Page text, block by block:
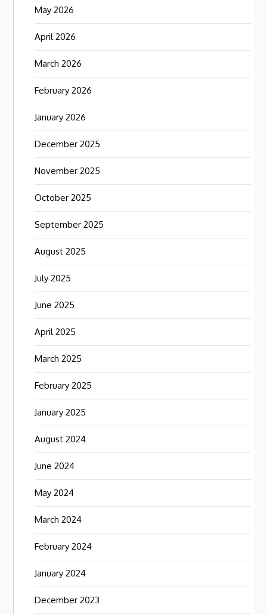
May 2026
April 2026
March 2026
February 2026
January 2026
December 2025
November 2025
October 2025
September 2025
August 2025
July 2025
June 2025
April 2025
March 2025
February 2025
January 2025
August 2024
June 2024
May 2024
March 2024
February 2024
January 2024
December 2023